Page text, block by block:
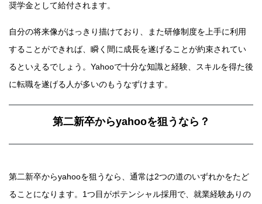
奨学金として給付されます。
自分の将来像がはっきり描けており、また研修制度を上手に利用
することができれば、瞬く間に成長を遂げることが約束されてい
るといえるでしょう。Yahooで十分な知識と経験、スキルを得た後
に転職を遂げる人が多いのもうなずけます。
第二新卒からyahooを狙うなら？
第二新卒からyahooを狙うなら、通常は2つの道のいずれかをたど
ることになります。1つ目がポテンシャル採用で、就業経験ありの